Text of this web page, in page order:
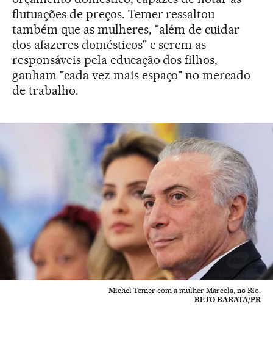
flutuações de preços. Temer ressaltou
também que as mulheres, "além de cuidar
dos afazeres domésticos" e serem as
responsáveis pela educação dos filhos,
ganham "cada vez mais espaço" no mercado
de trabalho.
Michel Temer com a mulher Marcela, no Rio.
BETO BARATA/PR